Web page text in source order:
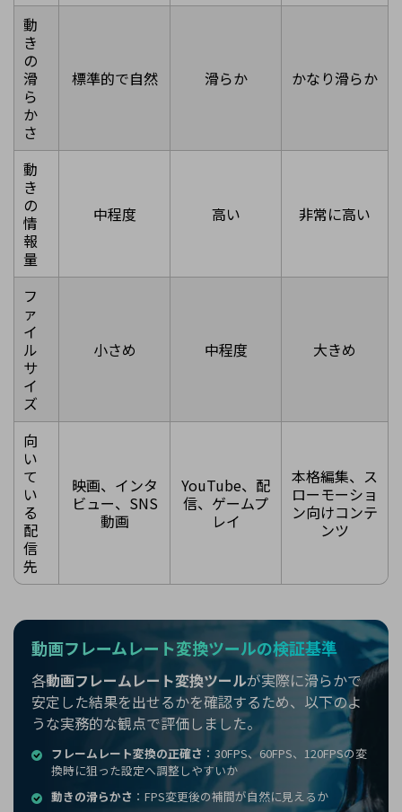
動
き
の
滑
ら
か
さ
標準的で自然 滑らか かなり滑らか
動
き
の
情
報
量
中程度 高い 非常に高い
フ
ァ
イ
ル
サ
イ
ズ
小さめ 中程度 大きめ
向
い
て
い
る
配
信
先
映画、インタ
ビュー、SNS
動画
YouTube、配
信、ゲームプ
レイ
本格編集、ス
ローモーショ
ン向けコンテ
ンツ
動画フレームレート変換ツールの検証基準
各動画フレームレート変換ツールが実際に滑らかで
安定した結果を出せるかを確認するため、以下のよ
うな実務的な観点で評価しました。
フレームレート変換の正確さ ：30FPS、60FPS、120FPSの変
換時に狙った設定へ調整しやすいか
動きの滑らかさ ：FPS変更後の補間が自然に見えるか